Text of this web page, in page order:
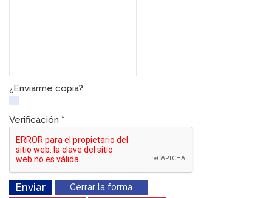
¿Enviarme copia?
Verificación *
Enviar Cerrar la forma